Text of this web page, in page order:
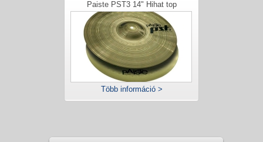
Paiste PST3 14" Hihat top
Több információ >